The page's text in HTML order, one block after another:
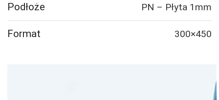
Podłoże PN – Płyta 1mm
Format 300×450